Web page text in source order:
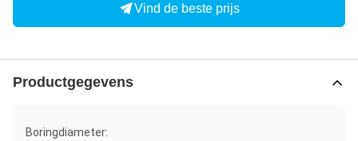
Vind de beste prijs
Productgegevens
Boringdiameter: